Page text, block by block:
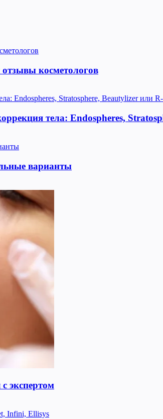
косметологов
тела: Endospheres,
варианты
экспертом